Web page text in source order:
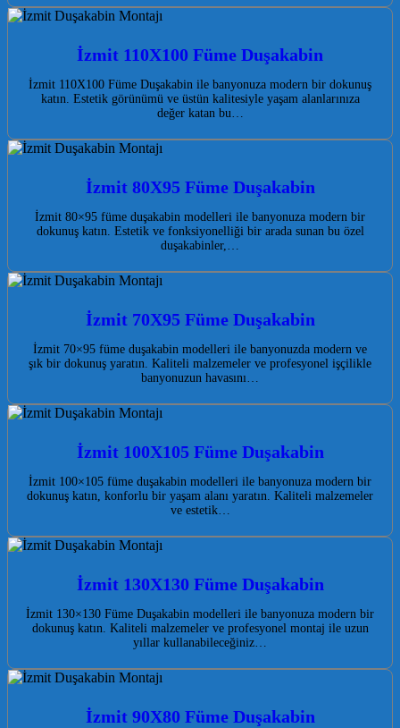
İzmit 110X100 Füme Duşakabin
İzmit 110X100 Füme Duşakabin ile banyonuza modern bir dokunuş
katın. Estetik görünümü ve üstün kalitesiyle yaşam alanlarınıza
değer katan bu…
İzmit 80X95 Füme Duşakabin
İzmit 80×95 füme duşakabin modelleri ile banyonuza modern bir
dokunuş katın. Estetik ve fonksiyonelliği bir arada sunan bu özel
duşakabinler,…
İzmit 70X95 Füme Duşakabin
İzmit 70×95 füme duşakabin modelleri ile banyonuzda modern ve
şık bir dokunuş yaratın. Kaliteli malzemeler ve profesyonel işçilikle
banyonuzun havasını…
İzmit 100X105 Füme Duşakabin
İzmit 100×105 füme duşakabin modelleri ile banyonuza modern bir
dokunuş katın, konforlu bir yaşam alanı yaratın. Kaliteli malzemeler
ve estetik…
İzmit 130X130 Füme Duşakabin
İzmit 130×130 Füme Duşakabin modelleri ile banyonuza modern bir
dokunuş katın. Kaliteli malzemeler ve profesyonel montaj ile uzun
yıllar kullanabileceğiniz…
İzmit 90X80 Füme Duşakabin